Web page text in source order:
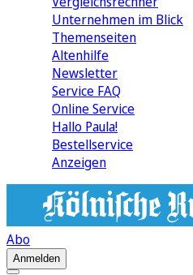
Unternehmen im Blick
Themenseiten
Altenhilfe
Newsletter
Service FAQ
Online Service
Hallo Paula!
Bestellservice
Anzeigen
Abo
Anmelden